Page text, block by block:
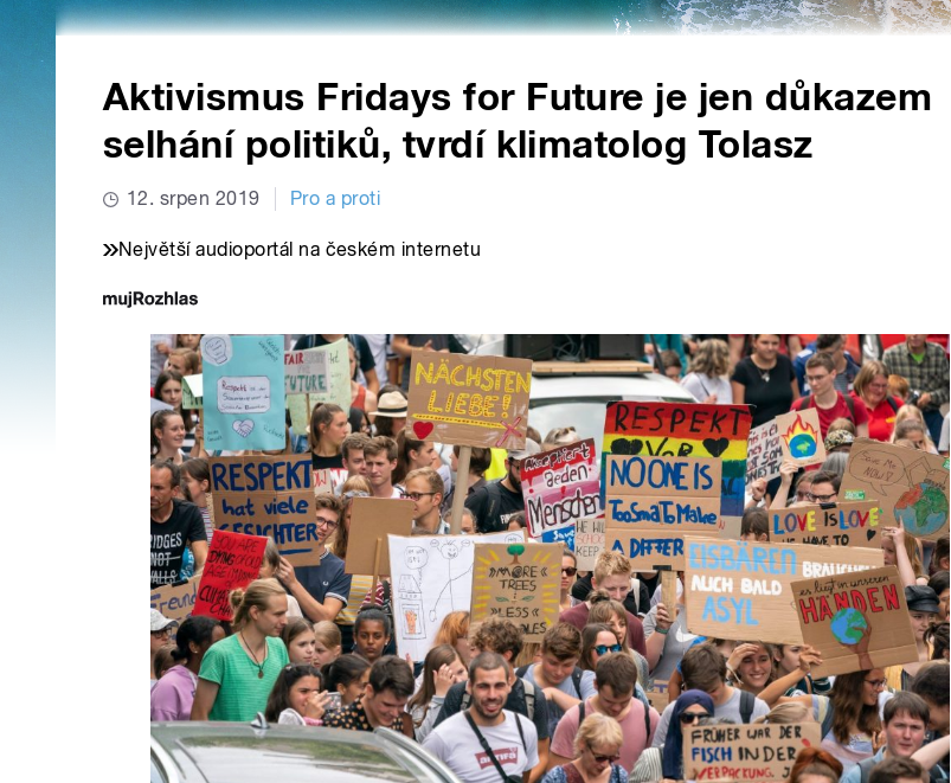
Aktivismus Fridays for Future je jen důkazem
selhání politiků, tvrdí klimatolog Tolasz
12. srpen 2019 Pro a proti
Největší audioportál na českém internetu